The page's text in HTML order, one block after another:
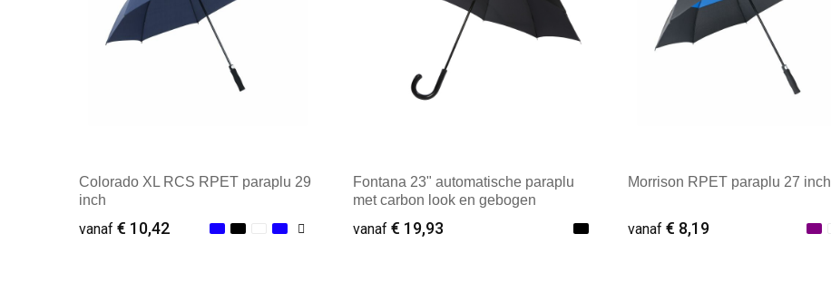
Colorado XL RCS RPET paraplu 29
inch
vanaf € 10,42
Fontana 23" automatische paraplu
met carbon look en gebogen
vanaf€ 19,93
Morrison RPET paraplu 27 inch
vanaf € 8,19